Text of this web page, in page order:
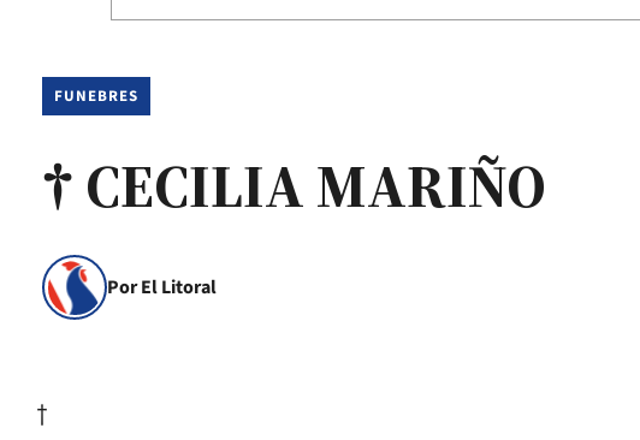
FUNEBRES
† CECILIA MARIÑO
Por El Litoral
†